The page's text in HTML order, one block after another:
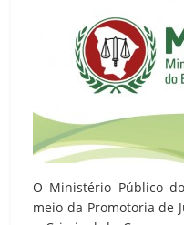
O Ministério Público
meio da Promotoria de